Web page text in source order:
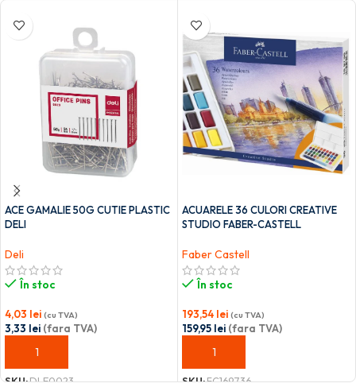
ACE GAMALIE 50G CUTIE PLASTIC
DELI
Deli
În stoc
4,03 lei (cu TVA)
3,33 lei (fara TVA)
ADAUGĂ ÎN COȘ
SKU:DLE0023
ACUARELE 36 CULORI CREATIVE
STUDIO FABER-CASTELL
Faber Castell
În stoc
193,54 lei (cu TVA)
159,95 lei (fara TVA)
ADAUGĂ ÎN COȘ
SKU:FC169736